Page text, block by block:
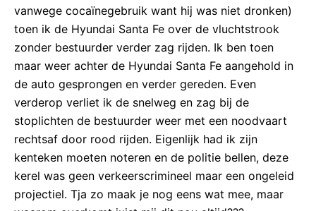
vanwege cocaïnegebruik want hij was niet dronken)
toen ik de Hyundai Santa Fe over de vluchtstrook
zonder bestuurder verder zag rijden. Ik ben toen
maar weer achter de Hyundai Santa Fe aangehold in
de auto gesprongen en verder gereden. Even
verderop verliet ik de snelweg en zag bij de
stoplichten de bestuurder weer met een noodvaart
rechtsaf door rood rijden. Eigenlijk had ik zijn
kenteken moeten noteren en de politie bellen, deze
kerel was geen verkeerscrimineel maar een ongeleid
projectiel. Tja zo maak je nog eens wat mee, maar